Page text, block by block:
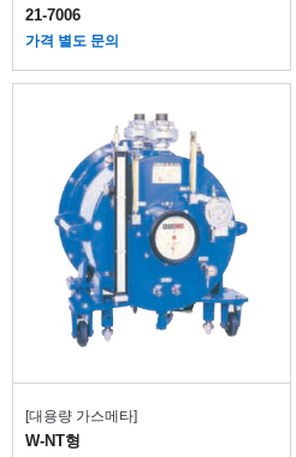
21-7006
가격 별도 문의
[대용량 가스메타]
W-NT형